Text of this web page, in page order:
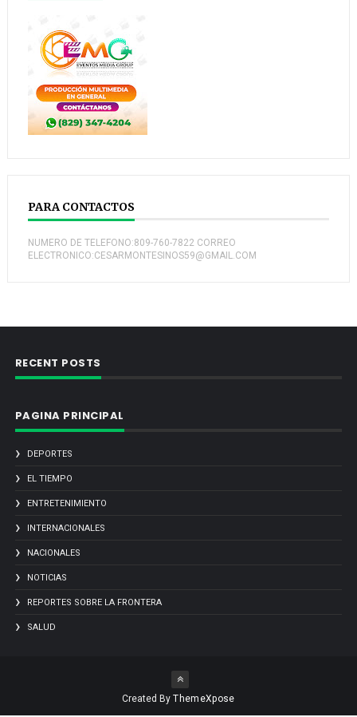
PARA CONTACTOS
NUMERO DE TELEFONO:809-760-7822 CORREO
ELECTRONICO:CESARMONTESINOS59@GMAIL.COM
RECENT POSTS
PAGINA PRINCIPAL
DEPORTES
EL TIEMPO
ENTRETENIMIENTO
INTERNACIONALES
NACIONALES
NOTICIAS
REPORTES SOBRE LA FRONTERA
SALUD
Created ByThemeXpose